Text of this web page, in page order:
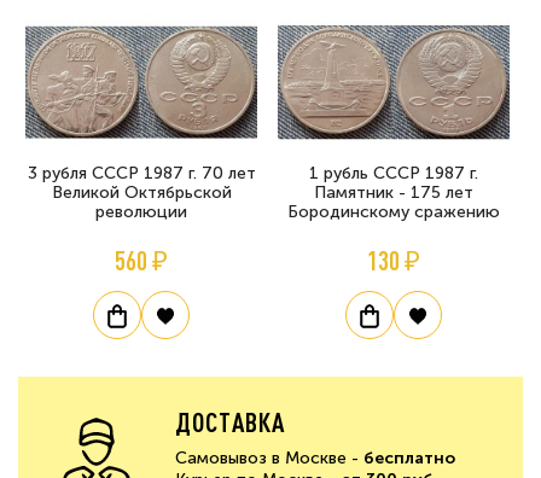
3 рубля СССР 1987 г. 70 лет
Великой Октябрьской
революции
560 ₽
1 рубль СССР 1987 г.
Памятник - 175 лет
Бородинскому сражению
130 ₽
ДОСТАВКА
Самовывоз в Москве - бесплатно